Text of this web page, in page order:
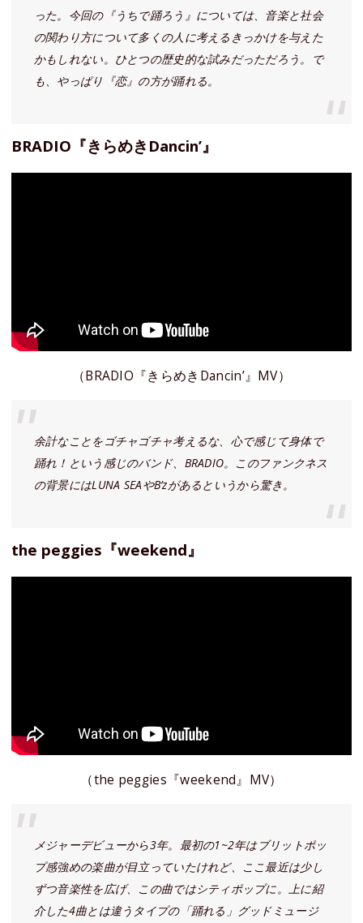
った。今回の『うちで踊ろう』については、音楽と社会
の関わり方について多くの人に考えるきっかけを与えた
かもしれない。ひとつの歴史的な試みだっただろう。で
も、やっぱり『恋』の方が踊れる。
BRADIO『きらめきDancin’』
（BRADIO『きらめきDancin’』MV）
余計なことをゴチャゴチャ考えるな、心で感じて身体で
踊れ！という感じのバンド、BRADIO。このファンクネス
の背景にはLUNA SEAやB’zがあるというから驚き。
the peggies『weekend』
（the peggies『weekend』MV）
メジャーデビューから3年。最初の1~2年はブリットポッ
プ感強めの楽曲が目立っていたけれど、ここ最近は少し
ずつ音楽性を広げ、この曲ではシティポップに。上に紹
介した4曲とは違うタイプの「踊れる」グッドミュージ